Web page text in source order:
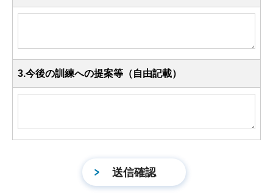
3.今後の訓練への提案等（自由記載）